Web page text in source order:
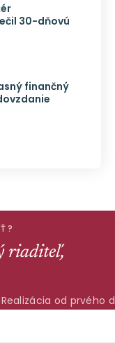
30-dňovú
finančný
riaditeľ,
od prvého